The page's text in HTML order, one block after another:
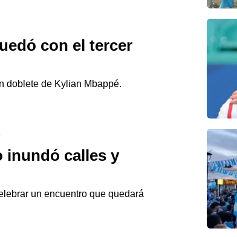
con el tercer
doblete de Kylian Mbappé.
inundó calles y
un encuentro que quedará